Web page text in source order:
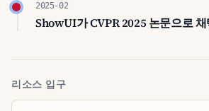
2025-02
ShowUI가 CVPR 2025 논문으로
리소스 입구